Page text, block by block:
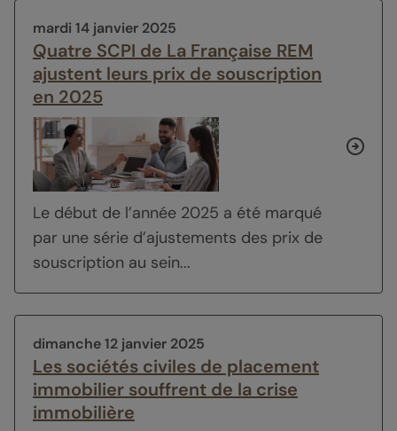
mardi 14 janvier 2025
Quatre SCPI de La Française REM
ajustent leurs prix de souscription
en 2025
Le début de l’année 2025 a été marqué
par une série d’ajustements des prix de
souscription au sein...
dimanche 12 janvier 2025
Les sociétés civiles de placement
immobilier souffrent de la crise
immobilière